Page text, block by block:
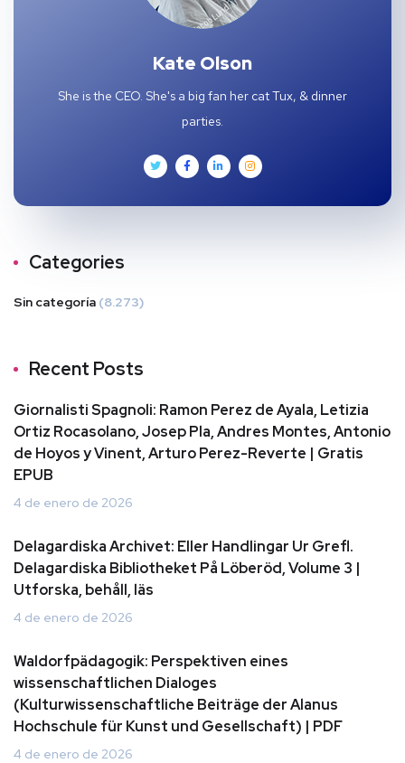
Kate Olson
She is the CEO. She's a big fan her cat Tux, & dinner
parties.
Categories
Sin categoría (8.273)
Recent Posts
Giornalisti Spagnoli: Ramon Perez de Ayala, Letizia
Ortiz Rocasolano, Josep Pla, Andres Montes, Antonio
de Hoyos y Vinent, Arturo Perez-Reverte | Gratis
EPUB
4 de enero de 2026
Delagardiska Archivet: Eller Handlingar Ur Grefl.
Delagardiska Bibliotheket På Löberöd, Volume 3 |
Utforska, behåll, läs
4 de enero de 2026
Waldorfpädagogik: Perspektiven eines
wissenschaftlichen Dialoges
(Kulturwissenschaftliche Beiträge der Alanus
Hochschule für Kunst und Gesellschaft) | PDF
4 de enero de 2026